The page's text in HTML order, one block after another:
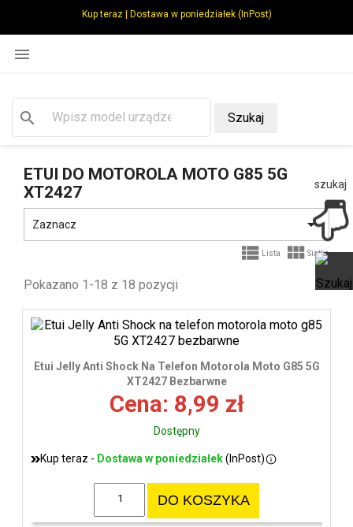
Kup teraz | Dostawa w poniedziałek (InPost)

search Szukaj
ETUI DO MOTOROLA MOTO G85 5G
XT2427
Zaznacz 
 Lista  Siatka
Pokazano 1-18 z 18 pozycji
Etui Jelly Anti Shock Na Telefon Motorola Moto G85 5G
XT2427 Bezbarwne
Cena: 8,99 zł
Dostępny
Kup teraz - Dostawa w poniedziałek(InPost)
DO KOSZYKA
szukaj